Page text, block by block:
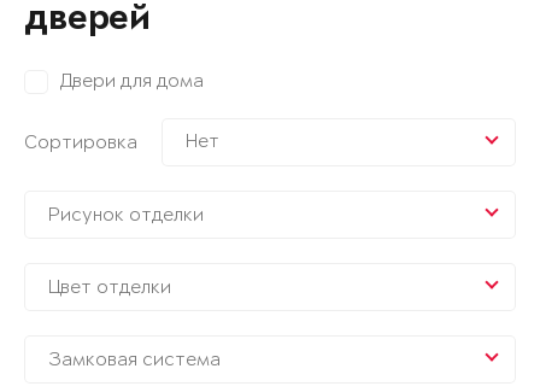
дверей
Двери для дома
Сортировка Нет
Рисунок отделки
Цвет отделки
Замковая система